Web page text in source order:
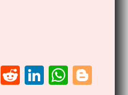
C
R
Li
W